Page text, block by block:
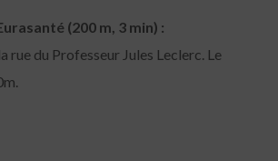
(200 m, 3 min) :
du Professeur Jules Leclerc. Le